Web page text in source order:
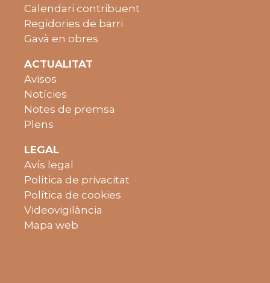
Calendari contribuent
Regidories de barri
Gavà en obres
ACTUALITAT
Avisos
Notícies
Notes de premsa
Plens
LEGAL
Avís legal
Política de privacitat
Política de cookies
Videovigilància
Mapa web